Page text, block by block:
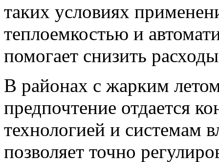
таких условиях
теплоемкостью и
помогает снизить
В районах с жарким
предпочтение отдается
технологией и системам
позволяет точно